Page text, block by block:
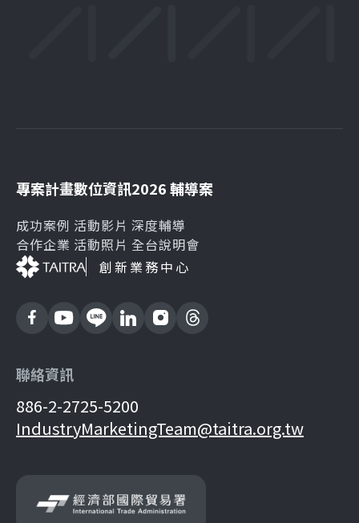
專案計畫
成功案例
合作企業
數位資訊
活動影片
活動照片
2026 輔導案
深度輔導
全台說明會
創新業務中心
聯絡資訊
886-2-2725-5200
IndustryMarketingTeam@taitra.org.tw